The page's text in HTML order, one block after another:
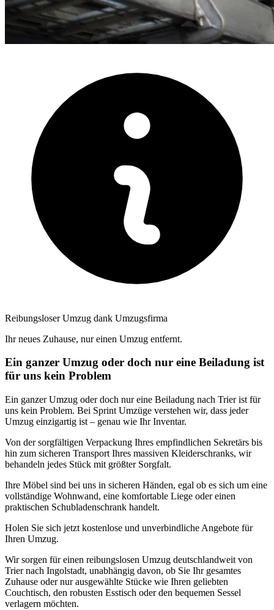
Reibungsloser Umzug dank Umzugsfirma
Ihr neues Zuhause, nur einen Umzug entfernt.
Ein ganzer Umzug oder doch nur eine Beiladung ist
für uns kein Problem
Ein ganzer Umzug oder doch nur eine Beiladung nach Trier ist für
uns kein Problem. Bei Sprint Umzüge verstehen wir, dass jeder
Umzug einzigartig ist – genau wie Ihr Inventar.
Von der sorgfältigen Verpackung Ihres empfindlichen Sekretärs bis
hin zum sicheren Transport Ihres massiven Kleiderschranks, wir
behandeln jedes Stück mit größter Sorgfalt.
Ihre Möbel sind bei uns in sicheren Händen, egal ob es sich um eine
vollständige Wohnwand, eine komfortable Liege oder einen
praktischen Schubladenschrank handelt.
Holen Sie sich jetzt kostenlose und unverbindliche Angebote für
Ihren Umzug.
Wir sorgen für einen reibungslosen Umzug deutschlandweit von
Trier nach Ingolstadt, unabhängig davon, ob Sie Ihr gesamtes
Zuhause oder nur ausgewählte Stücke wie Ihren geliebten
Couchtisch, den robusten Esstisch oder den bequemen Sessel
verlagern möchten.